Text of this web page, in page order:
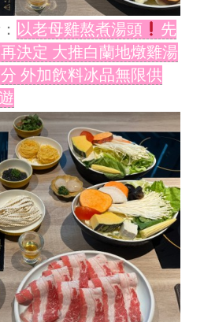
以老母雞熬煮湯頭
先
決定 大推白蘭地燉雞湯
外加飲料冰品無限供